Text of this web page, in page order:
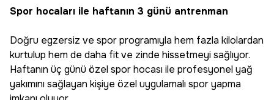
Spor hocaları ile haftanın 3 günü antrenman
Doğru egzersiz ve spor programıyla hem fazla kilolardan
kurtulup hem de daha fit ve zinde hissetmeyi sağlıyor.
Haftanın üç günü özel spor hocası ile profesyonel yağ
yakımını sağlayan kişiye özel uygulamalı spor yapma